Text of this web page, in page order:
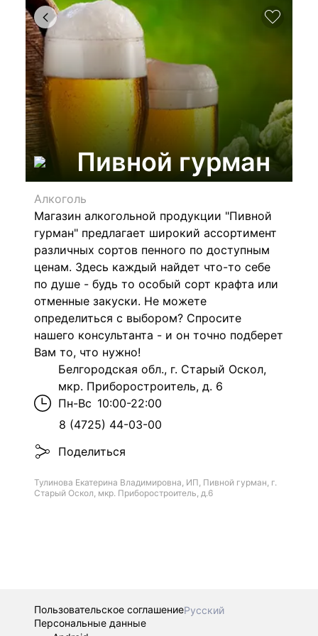
Пивной гурман
Алкоголь
Магазин алкогольной продукции "Пивной
гурман" предлагает широкий ассортимент
различных сортов пенного по доступным
ценам. Здесь каждый найдет что-то себе
по душе - будь то особый сорт крафта или
отменные закуски. Не можете
определиться с выбором? Спросите
нашего консультанта - и он точно подберет
Вам то, что нужно!
Белгородская обл., г. Старый Оскол,
мкр. Приборостроитель, д. 6
Пн-Вс 10:00-22:00
8 (4725) 44-03-00
Поделиться
Тулинова Екатерина Владимировна, ИП, Пивной гурман, г.
Старый Оскол, мкр. Приборостроитель, д.6
Пользовательское соглашениеРусский
Персональные данные